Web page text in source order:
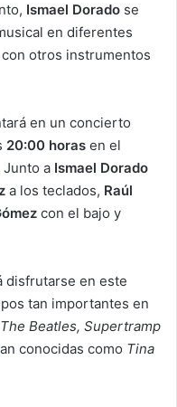
Ismael Dorado se
en diferentes
otros instrumentos
en un concierto
20:00 horas en el
Junto a Ismael Dorado
a los teclados, Raúl
con el bajo y
disfrutarse en este
tan importantes en
Beatles, Supertramp
conocidas como Tina